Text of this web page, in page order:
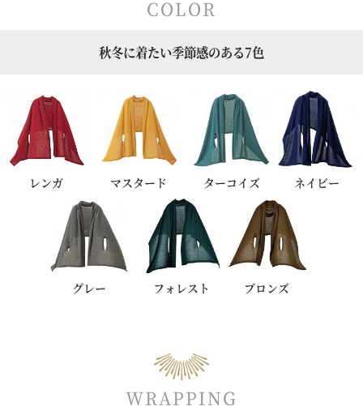
COLOR
秋冬に着たい季節感のある7色
レンガ マスタード ターコイズ ネイビー
グレー フォレスト ブロンズ
WRAPPING